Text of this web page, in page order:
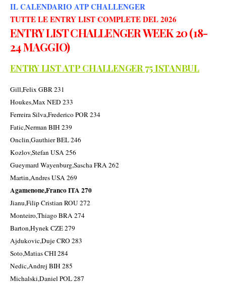
IL CALENDARIO ATP CHALLENGER
TUTTE LE ENTRY LIST COMPLETE DEL 2026
ENTRY LIST CHALLENGER WEEK 20 (18-
24 MAGGIO)
ENTRY LIST ATP CHALLENGER 75 ISTANBUL
Gill,Felix GBR 231
Houkes,Max NED 233
Ferreira Silva,Frederico POR 234
Fatic,Nerman BIH 239
Onclin,Gauthier BEL 246
Kozlov,Stefan USA 256
Gueymard Wayenburg,Sascha FRA 262
Martin,Andres USA 269
Agamenone,Franco ITA 270
Jianu,Filip Cristian ROU 272
Monteiro,Thiago BRA 274
Barton,Hynek CZE 279
Ajdukovic,Duje CRO 283
Soto,Matias CHI 284
Nedic,Andrej BIH 285
Michalski,Daniel POL 287